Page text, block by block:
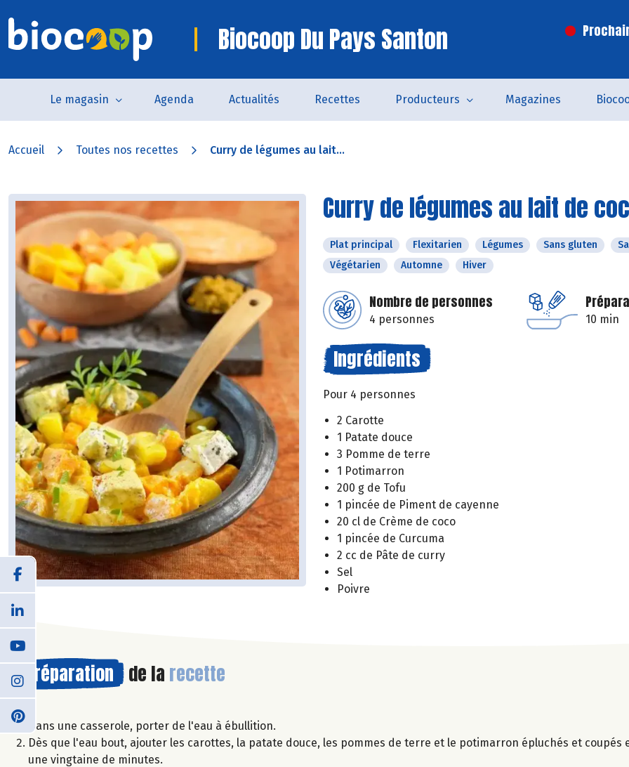
Biocoop Du Pays Santon
Le magasin Agenda Actualités Recettes Producteurs Magazines
Accueil Toutes nos recettes Curry de légumes au lait...
Curry de légumes au lait de
Plat principal Flexitarien Légumes Sans gluten
Végétarien
Automne Hiver
Nombre de personnes
4 personnes 10 min
Ingrédients
Pour 4 personnes
2 Carotte
1 Patate douce
3 Pomme de terre
1 Potimarron
200 g de Tofu
1 pincée de Piment de cayenne
20 cl de Crème de coco
1 pincée de Curcuma
2 cc de Pâte de curry
Sel
Poivre
Préparation de la recette
Dans une casserole, porter de l'eau à ébullition.
Dès que l'eau bout, ajouter les carottes, la patate douce, les pommes de terre et le potimarron épluchés et coupés
une vingtaine de minutes.